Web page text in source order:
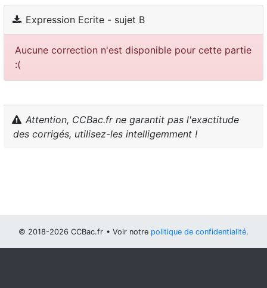
Expression Ecrite - sujet B
Aucune correction n'est disponible pour cette partie
:(
Attention, CCBac.fr ne garantit pas l'exactitude
des corrigés, utilisez-les intelligemment !
© 2018-2026 CCBac.fr • Voir notre politique de confidentialité.